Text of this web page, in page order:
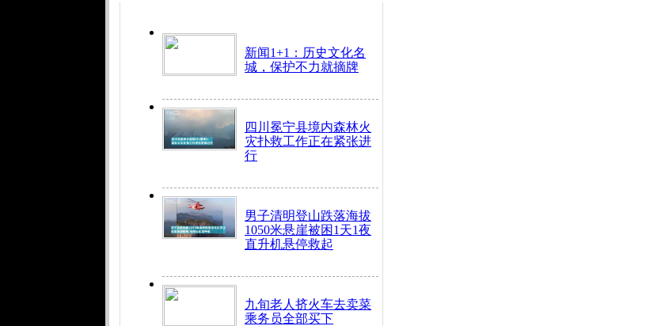
新闻1+1：历史文化名
城，保护不力就摘牌
四川冕宁县境内森林火
灾扑救工作正在紧张进
行
男子清明登山跌落海拔
1050米悬崖被困1天1夜
直升机悬停救起
九旬老人挤火车去卖菜
乘务员全部买下